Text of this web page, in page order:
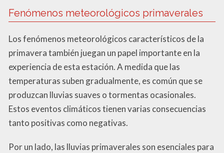
Fenómenos meteorológicos primaverales
Los fenómenos meteorológicos característicos de la
primavera también juegan un papel importante en la
experiencia de esta estación. A medida que las
temperaturas suben gradualmente, es común que se
produzcan lluvias suaves o tormentas ocasionales.
Estos eventos climáticos tienen varias consecuencias
tanto positivas como negativas.
Por un lado, las lluvias primaverales son esenciales para